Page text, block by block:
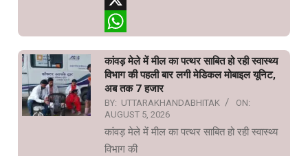
X
कांवड़ मेले में मील का पत्थर साबित हो रही स्वास्थ्य
विभाग की पहली बार लगी मेडिकल मोबाइल यूनिट,
अब तक 7 हजार
BY: UTTARAKHANDABHITAK
ON:
AUGUST 5, 2026
कांवड़ मेले में मील का पत्थर साबित हो रही स्वास्थ्य
विभाग की